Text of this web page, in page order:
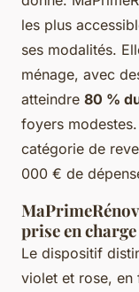
les plus
ses modalités.
ménage, avec
atteindre 80 %
foyers
catégorie de
000 € de
prise en charge
Le dispositif
violet et rose, en